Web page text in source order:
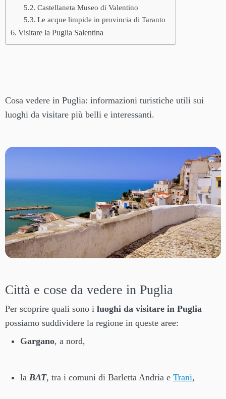
Castellaneta Museo di Valentino
Le acque limpide in provincia di Taranto
Visitare la Puglia Salentina
Cosa vedere in Puglia: informazioni turistiche utili sui
luoghi da visitare più belli e interessanti.
Città e cose da vedere in Puglia
Per scoprire quali sono i luoghi da visitare in Puglia
possiamo suddividere la regione in queste aree:
Gargano, a nord,
la BAT, tra i comuni di Barletta Andria e Trani,